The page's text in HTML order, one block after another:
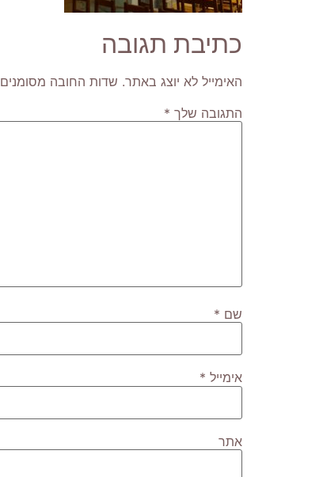
כתיבת תגובה
האימייל לא יוצג באתר. שדות החובה מסומנים
התגובה שלך *
שם *
אימייל *
אתר